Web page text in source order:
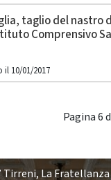
taglio del nastro
Comprensivo
10/01/2017
Pagina 6
Tirreni, La Fratellanza